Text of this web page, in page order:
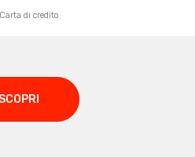
di credito
SCOPRI